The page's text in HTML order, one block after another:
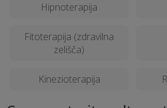
Hipnoterapija
Fitoterapija (zdravilna
zelišča)
Kinezioterapija